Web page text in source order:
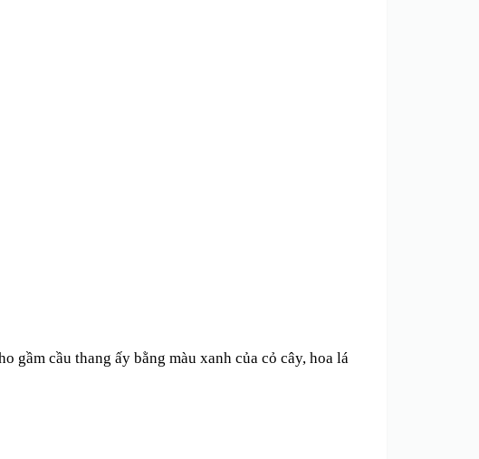
gầm cầu thang ấy bằng màu xanh của cỏ cây, hoa lá